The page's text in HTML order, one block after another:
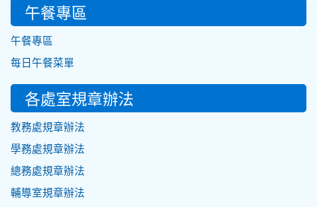
午餐專區
午餐專區
每日午餐菜單
各處室規章辦法
教務處規章辦法
學務處規章辦法
總務處規章辦法
輔導室規章辦法